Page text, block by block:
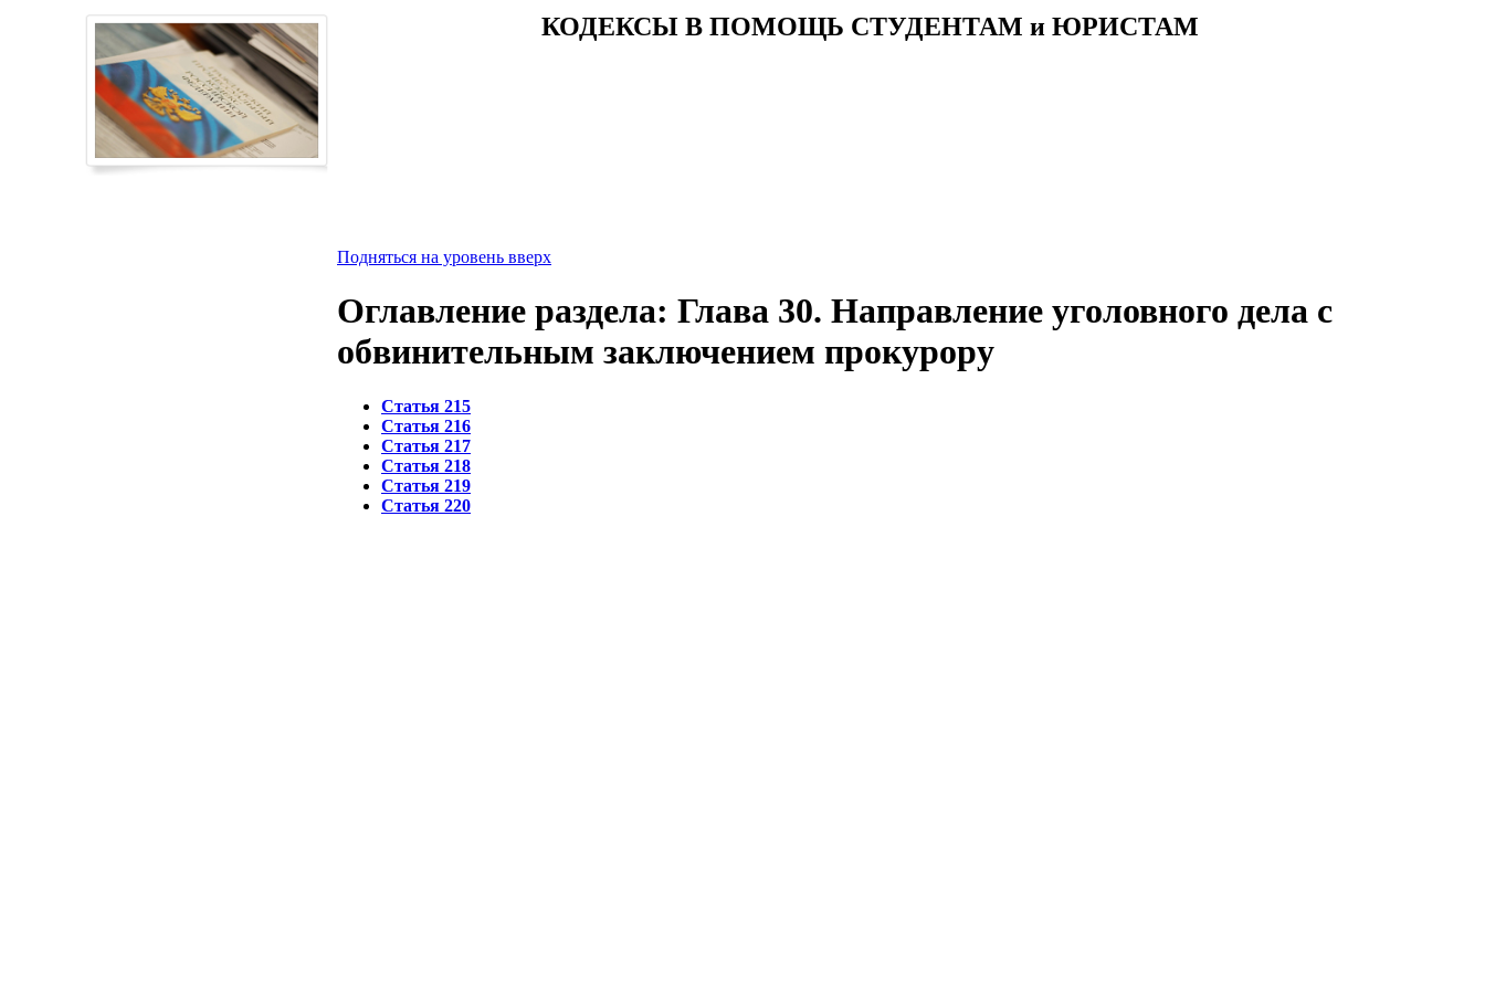
КОДЕКСЫ В ПОМОЩЬ СТУДЕНТАМ и ЮРИСТАМ
Подняться на уровень вверх
Оглавление раздела: Глава 30. Направление уголовного дела с
обвинительным заключением прокурору
Статья 215
Статья 216
Статья 217
Статья 218
Статья 219
Статья 220